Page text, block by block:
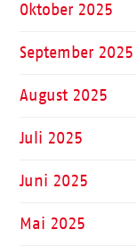
Oktober 2025
September 2025
August 2025
Juli 2025
Juni 2025
Mai 2025